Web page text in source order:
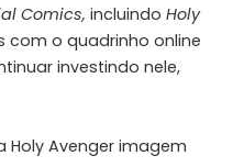
Comics, incluindo Holy
com o quadrinho online
investindo nele,